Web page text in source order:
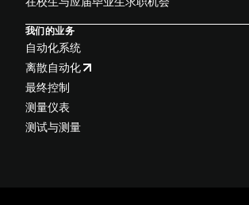
我们的业务
自动化系统
离散自动化
最终控制
测量仪表
测试与测量